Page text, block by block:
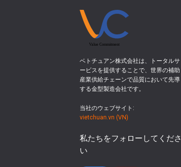
ベトチュアン株式会社は、トータルサ
ービスを提供することで、世界の補助
産業供給チェーンで品質において先導
する金型製造会社です。
当社のウェブサイト:
vietchuan.vn (VN)
私たちをフォローしてくださ
い